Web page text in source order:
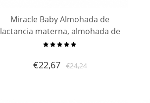
Miracle Baby Almohada de
lactancia materna, almohada de
maternidad cómoda y embarazo
€22,67 €24,24